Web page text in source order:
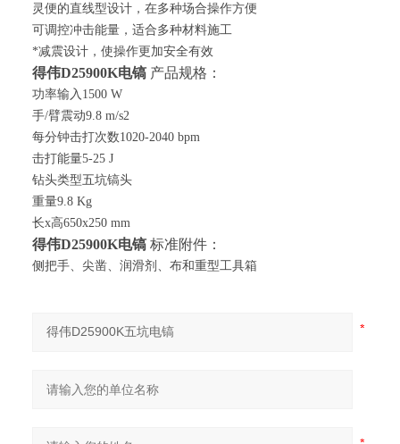
灵便的直线型设计，在多种场合操作方便
可调控冲击能量，适合多种材料施工
*减震设计，使操作更加安全有效
得伟D25900K电镐 产品规格：
功率输入1500 W
手/臂震动9.8 m/s2
每分钟击打次数1020-2040 bpm
击打能量5-25 J
钻头类型五坑镐头
重量9.8 Kg
长x高650x250 mm
得伟D25900K电镐 标准附件：
侧把手、尖凿、润滑剂、布和重型工具箱